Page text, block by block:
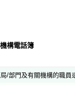
構電話簿
/部門及有關機構的職員